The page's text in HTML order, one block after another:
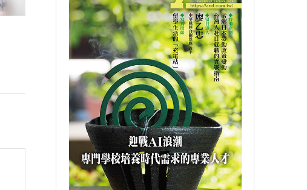
透過音樂，連結對...
2025-02-21
從錢湯的看板女